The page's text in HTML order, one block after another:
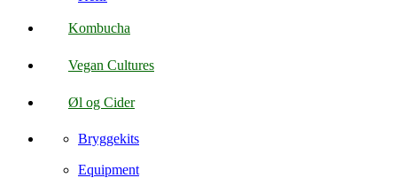
Kombucha
Vegan Cultures
Øl og Cider
Bryggekits
Equipment